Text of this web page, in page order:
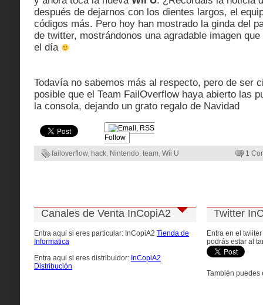
después de dejarnos con los dientes largos, el
códigos más. Pero hoy han mostrado la ginda del
de twitter, mostrándonos una agradable imagen
el día
Todavía no sabemos más al respecto, pero de ser
posible que el Team FailOverflow haya abierto las
la consola, dejando un grato regalo de Navidad
Follow
failoverflow, hack, Nintendo, team, Wii U 1
Canales de Venta InCopiA2
Entra aqui si eres particular: InCopiA2 Tienda de
Informatica
Entra aqui si eres distribuidor: InCopiA2
Distribución
Twitter
Entra en el
podrás estar al
También puedes